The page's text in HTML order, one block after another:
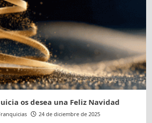
os desea una Feliz Navidad
24 de diciembre de 2025